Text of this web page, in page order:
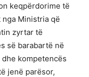
keqpërdorime të
nga Ministria që
zyrtar të
së barabartë në
kompetencës
jenë parësor,